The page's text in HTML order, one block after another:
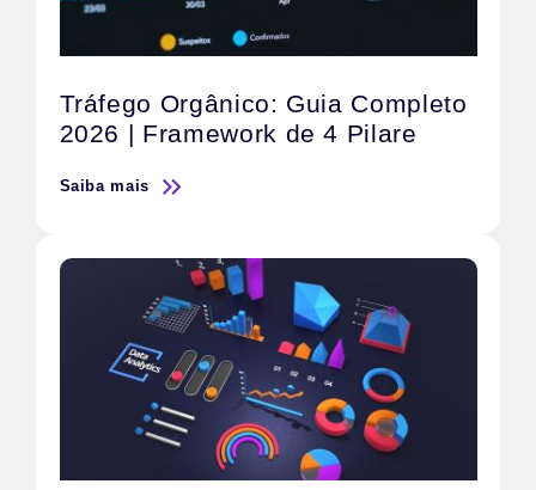
Tráfego Orgânico: Guia Completo
2026 | Framework de 4 Pilare
Saiba mais